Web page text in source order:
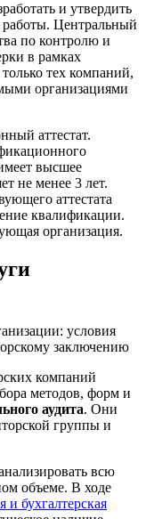
и утвердить
работы. Центральный
по контролю и
в рамках
тех компаний,
организациями
аттестат.
высшее
не менее 3 лет.
аттестата
квалификации.
организация.
компаний
методов, форм и
аудита. Они
группы и
всю
объеме. В ходе
и бухгалтерская